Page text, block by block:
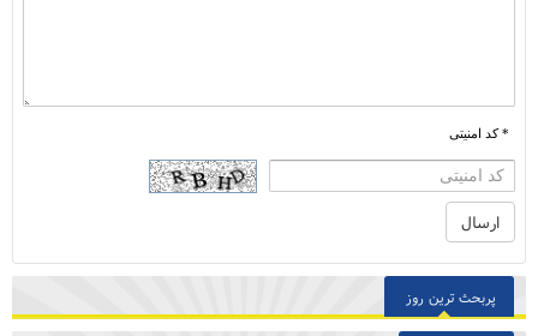
* کد امنیتی
پربحث ترین روز